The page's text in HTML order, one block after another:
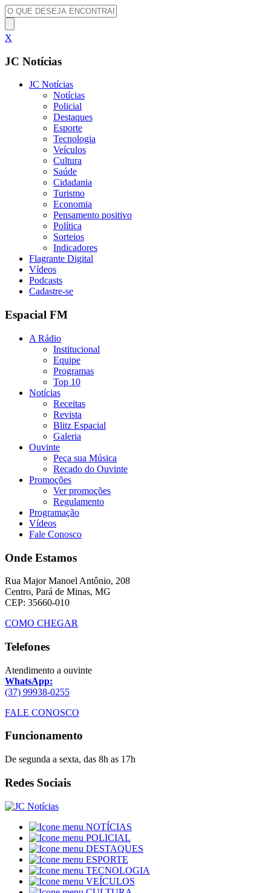
X
JC Notícias
JC Notícias
Notícias
Policial
Destaques
Esporte
Tecnologia
Veículos
Cultura
Saúde
Cidadania
Turismo
Economia
Pensamento positivo
Política
Sorteios
Indicadores
Flagrante Digital
Vídeos
Podcasts
Cadastre-se
Espacial FM
A Rádio
Institucional
Equipe
Programas
Top 10
Notícias
Receitas
Revista
Blitz Espacial
Galeria
Ouvinte
Peça sua Música
Recado do Ouvinte
Promoções
Ver promoções
Regulamento
Programação
Vídeos
Fale Conosco
Onde Estamos
Rua Major Manoel Antônio, 208
Centro, Pará de Minas, MG
CEP: 35660-010
COMO CHEGAR
Telefones
Atendimento a ouvinte
WhatsApp:
(37) 99938-0255
FALE CONOSCO
Funcionamento
De segunda a sexta, das 8h as 17h
Redes Sociais
NOTÍCIAS
POLICIAL
DESTAQUES
ESPORTE
TECNOLOGIA
VEÍCULOS